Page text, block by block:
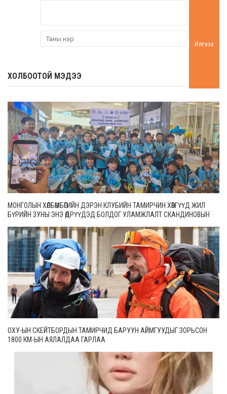
Илгээх
ХОЛБООТОЙ МЭДЭЭ
МОНГОЛЫН ХӨЛБӨМБӨГИЙН ДЭРЭН КЛУБИЙН ТАМИРЧИН ХӨВГҮҮД ЖИЛ
БҮРИЙН ЗУНЫ ЭНЭ ӨДРҮҮДЭД БОЛДОГ УЛАМЖЛАЛТ СКАНДИНОВЫН
ОХУ-ЫН СКЕЙТБОРДЫН ТАМИРЧИД БАРУУН АЙМГУУДЫГ ЗОРЬСОН
1800 КМ-ЫН АЯЛАЛДАА ГАРЛАА